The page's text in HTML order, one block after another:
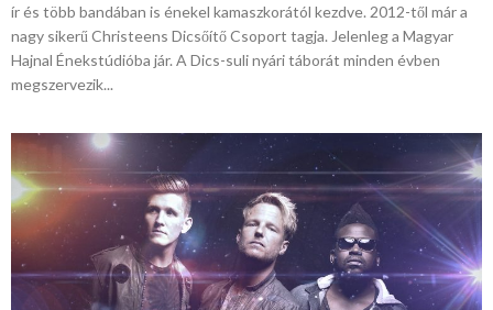
ír és több bandában is énekel kamaszkorától kezdve. 2012-től már a
nagy sikerű Christeens Dicsőítő Csoport tagja. Jelenleg a Magyar
Hajnal Énekstúdióba jár. A Dics-suli nyári táborát minden évben
megszervezik...